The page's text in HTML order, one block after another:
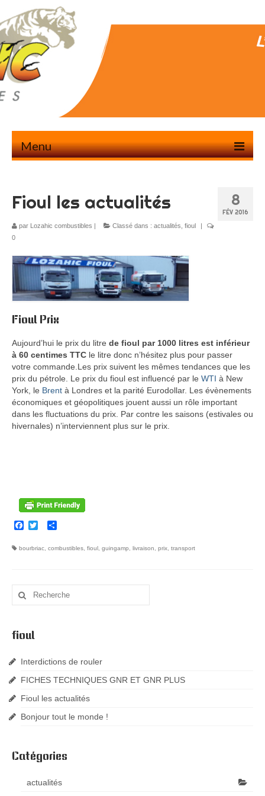
Menu
Nous contacter 6J/7J
Service Livraisons
Certificats – CEE
Actualités
Prix fioul
Transport
CEE
8
FÉV 2016
Fioul les actualités
par Lozahic combustibles | Classé dans : actualités fioul
|
0
Fioul Prix
Aujourd’hui le prix du litre de fioul par 1000 litres est inférieur
à 60 centimes TTC le litre donc n’hésitez plus pour passer
votre commande.Les prix suivent les mêmes tendances que les
prix du pétrole. Le prix du fioul est influencé par le WTI à New
York, le Brent à Londres et la parité Eurodollar. Les évènements
économiques et géopolitiques jouent aussi un rôle important
dans les fluctuations du prix. Par contre les saisons (estivales ou
hivernales) n’interviennent plus sur le prix.
Facebook
Twitter
bourbriac, combustibles, fioul, guingamp, livraison, prix, transport
fioul
Interdictions de rouler
FICHES TECHNIQUES GNR ET GNR PLUS
Fioul les actualités
Bonjour tout le monde !
Catégories
actualités